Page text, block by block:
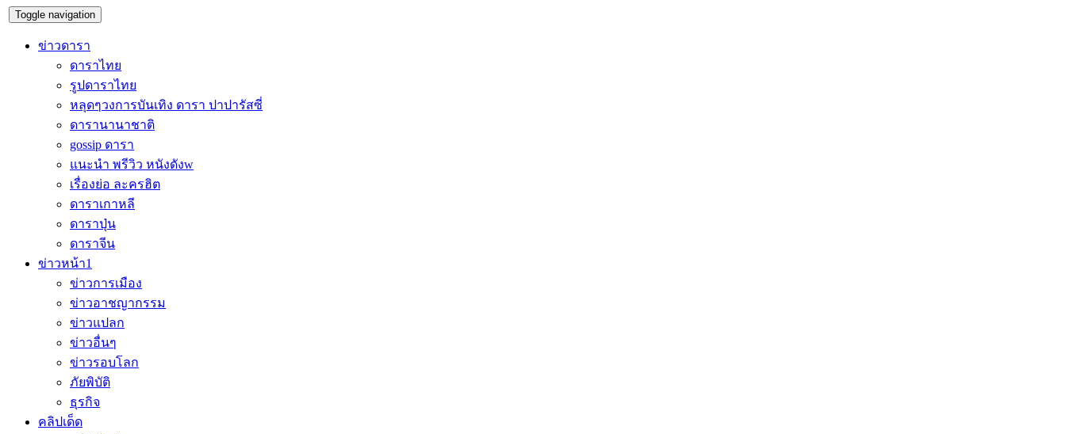
Toggle navigation
ข่าวดารา
ดาราไทย
รูปดาราไทย
หลุดๆวงการบันเทิง ดารา ปาปารัสซี่
ดารานานาชาติ
gossip ดารา
แนะนำ พรีวิว หนังดังw
เรื่องย่อ ละครฮิต
ดาราเกาหลี
ดาราปุ่น
ดาราจีน
ข่าวหน้า1
ข่าวการเมือง
ข่าวอาชญากรรม
ข่าวแปลก
ข่าวอื่นๆ
ข่าวรอบโลก
ภัยพิบัติ
ธุรกิจ
คลิปเด็ด